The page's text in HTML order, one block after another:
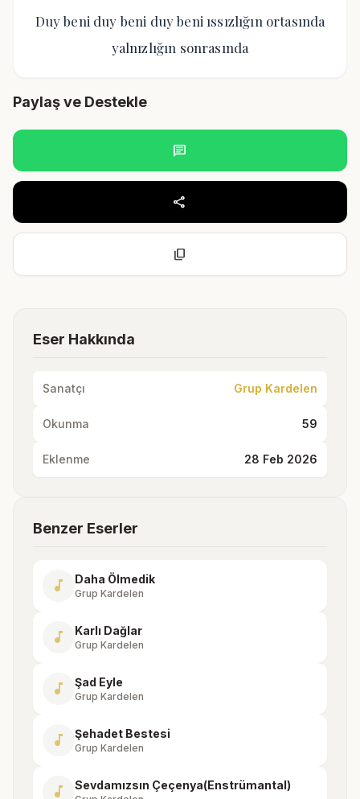
Duy beni duy beni duy beni ıssızlığın ortasında
yalnızlığın sonrasında
Paylaş ve Destekle
chat
share
content_copy
Eser Hakkında
Sanatçı Grup Kardelen
Okunma 59
Eklenme 28 Feb 2026
Benzer Eserler
music_note Daha Ölmedik
Grup Kardelen
music_note Karlı Dağlar
Grup Kardelen
music_note Şad Eyle
Grup Kardelen
music_note Şehadet Bestesi
Grup Kardelen
music_note Sevdamızsın Çeçenya(Enstrümantal)